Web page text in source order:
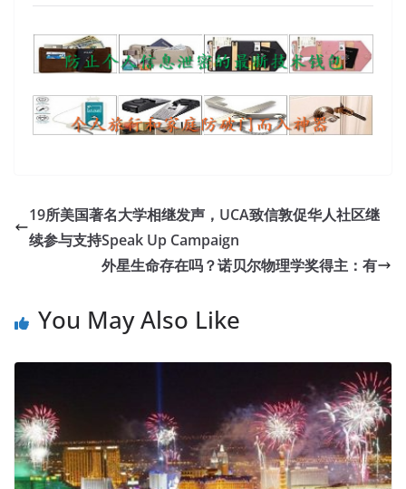
19所美国著名大学相继发声，UCA致信敦促华人社区继
续参与支持Speak Up Campaign
外星生命存在吗？诺贝尔物理学奖得主：有
You May Also Like